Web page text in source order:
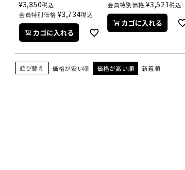
¥3,850税込
会員特別価格 ¥3,734税込
カゴに入れる
会員特別価格 ¥3,521税込
カゴに入れる
並び替え 価格が安い順 価格が高い順 新着順